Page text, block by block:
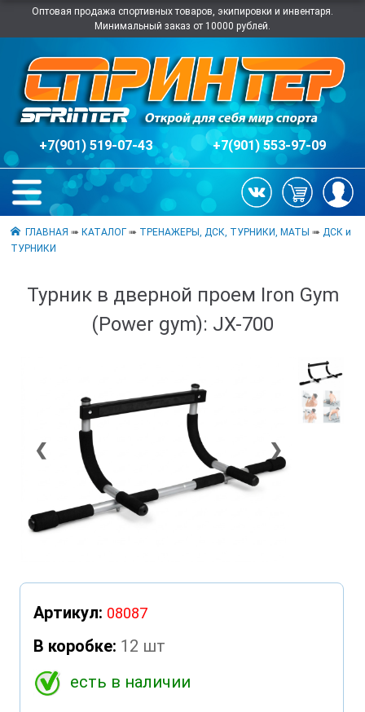
Оптовая продажа спортивных товаров, экипировки и инвентаря.
Минимальный заказ от 10000 рублей.
+7(901) 519-07-43 +7(901) 553-97-09
ГЛАВНАЯ ➠КАТАЛОГ ➠ ТРЕНАЖЕРЫ, ДСК, ТУРНИКИ, МАТЫ ➠ ДСК и
ТУРНИКИ
Турник в дверной проем Iron Gym
(Power gym): JX-700
❮ ❯
Артикул: 08087
В коробке: 12 шт
есть в наличии